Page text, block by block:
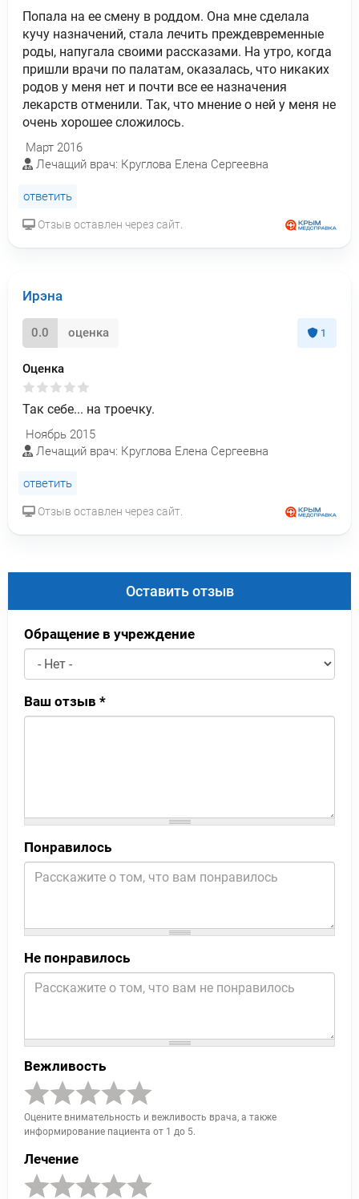
Попала на ее смену в роддом. Она мне сделала
кучу назначений, стала лечить преждевременные
роды, напугала своими рассказами. На утро, когда
пришли врачи по палатам, оказалась, что никаких
родов у меня нет и почти все ее назначения
лекарств отменили. Так, что мнение о ней у меня не
очень хорошее сложилось.
Март 2016
Лечащий врач: Круглова Елена Сергеевна
ответить
Отзыв оставлен через сайт.
Ирэна
0.0 оценка 1
Оценка
Так себе... на троечку.
Ноябрь 2015
Лечащий врач: Круглова Елена Сергеевна
ответить
Отзыв оставлен через сайт.
Оставить отзыв
Обращение в учреждение
Ваш отзыв *
Понравилось
Не понравилось
Вежливость
Оцените внимательность и вежливость врача, а также
информирование пациента от 1 до 5.
Лечение